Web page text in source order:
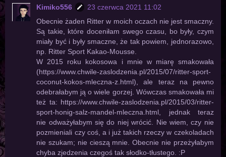
Kimiko556
23 czerwca 2021 11:02
Obecnie żaden Ritter w moich oczach nie jest smaczny.
Są takie, które doceniłam swego czasu, bo były, czym
miały być i były smaczne, że tak powiem, jednorazowo,
np. Ritter Sport Kakao-Mousse.
W 2015 roku kokosowa i mnie w miarę smakowała
(https://www.chwile-zaslodzenia.pl/2015/07/ritter-sport-
coconut-kokos-mleczna-z.html), ale teraz na pewno
odebrałabym ją o wiele gorzej. Wówczas smakowała mi
też ta: https://www.chwile-zaslodzenia.pl/2015/03/ritter-
sport-honig-salz-mandel-mleczna.html, jednak teraz
nie odważyłabym się do niej wrócić. Nie wiem, czy nie
pozmieniali czy coś, a i już takich rzeczy w czekoladach
nie szukam; nie cieszą mnie. Obecnie nie przeżyłabym
chyba zjedzenia czegoś tak słodko-tłustego. :P